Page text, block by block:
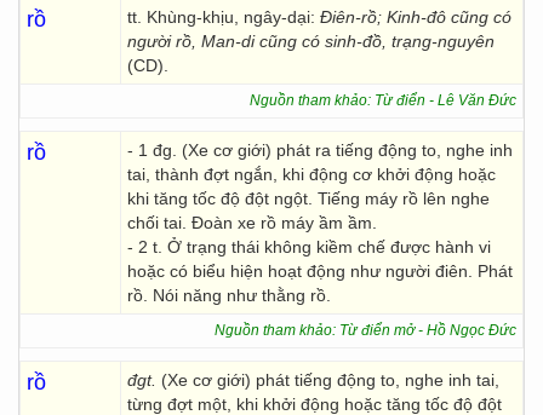
rồ tt. Khùng-khịu, ngây-dại: Điên-rồ; Kinh-đô cũng có
người rồ, Man-di cũng có sinh-đồ, trạng-nguyên
(CD).
Nguồn tham khảo: Từ điển - Lê Văn Đức
rồ
- 1 đg. (Xe cơ giới) phát ra tiếng động to, nghe inh
tai, thành đợt ngắn, khi động cơ khởi động hoặc
khi tăng tốc độ đột ngột. Tiếng máy rồ lên nghe
chối tai. Đoàn xe rồ máy ầm ầm.
- 2 t. Ở trạng thái không kiềm chế được hành vi
hoặc có biểu hiện hoạt động như người điên. Phát
rồ. Nói năng như thằng rồ.
Nguồn tham khảo: Từ điển mở - Hồ Ngọc Đức
rồ đgt. (Xe cơ giới) phát tiếng động to, nghe inh tai,
từng đợt một, khi khởi động hoặc tăng tốc độ đột